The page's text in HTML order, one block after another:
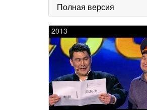
Полная версия
2013